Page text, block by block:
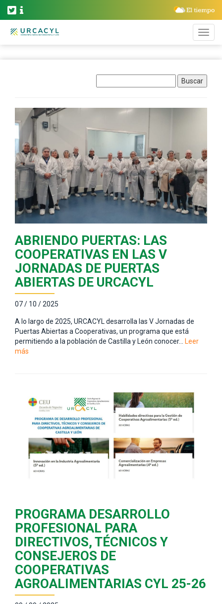
ABRIENDO PUERTAS: LAS
COOPERATIVAS EN LAS V
JORNADAS DE PUERTAS
ABIERTAS DE URCACYL
07 / 10 / 2025
A lo largo de 2025, URCACYL desarrolla las V Jornadas de
Puertas Abiertas a Cooperativas, un programa que está
permitiendo a la población de Castilla y León conocer…
Leer
más
PROGRAMA DESARROLLO
PROFESIONAL PARA
DIRECTIVOS, TÉCNICOS Y
CONSEJEROS DE
COOPERATIVAS
AGROALIMENTARIAS CYL 25-26